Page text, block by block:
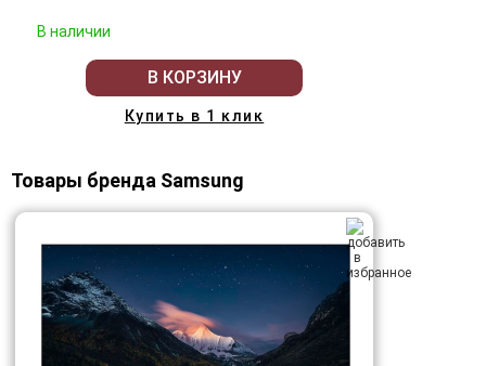
В наличии
В КОРЗИНУ
Купить в 1 клик
Товары бренда Samsung